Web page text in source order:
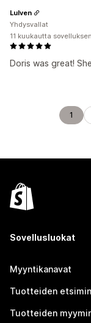
Doris was great!
Lulven
Yhdysvallat
11 kuukautta
1
Sovellusluokat
Myyntikanavat
Tuotteiden
Tuotteiden